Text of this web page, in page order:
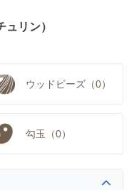
リン）
ウッドビーズ（0）
勾玉（0）